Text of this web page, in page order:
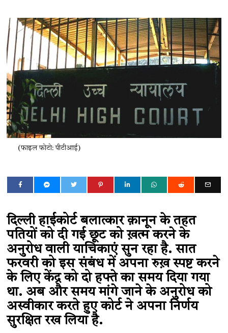
(फाइल फोटो: पीटीआई)
दिल्ली हाईकोर्ट बलात्कार क़ानून के तहत
पतियों को दी गई छूट को ख़त्म करने के
अनुरोध वाली याचिकाएं सुन रहा है. सात
फरवरी को इस संबंध में अपना रुख़ स्पष्ट करने
के लिए केंद्र को दो हफ्ते का समय दिया गया
था. अब और समय मांगे जाने के अनुरोध को
अस्वीकार करते हुए कोर्ट ने अपना निर्णय
सुरक्षित रख लिया है.